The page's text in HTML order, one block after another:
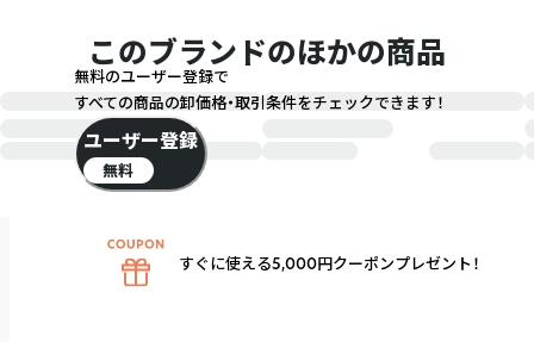
このブランドのほかの商品
無料のユーザー登録で
すべての商品の卸価格・取引条件をチェックできます！
ユーザー登録
無料
すぐに使える5,000円クーポンプレゼント！